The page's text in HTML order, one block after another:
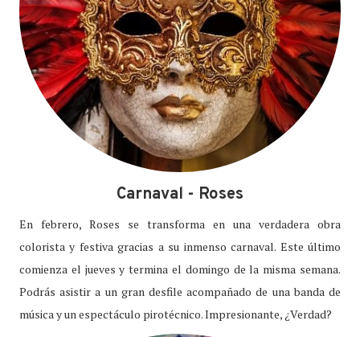
Carnaval - Roses
En febrero, Roses se transforma en una verdadera obra
colorista y festiva gracias a su inmenso carnaval. Este último
comienza el jueves y termina el domingo de la misma semana.
Podrás asistir a un gran desfile acompañado de una banda de
música y un espectáculo pirotécnico. Impresionante, ¿Verdad?